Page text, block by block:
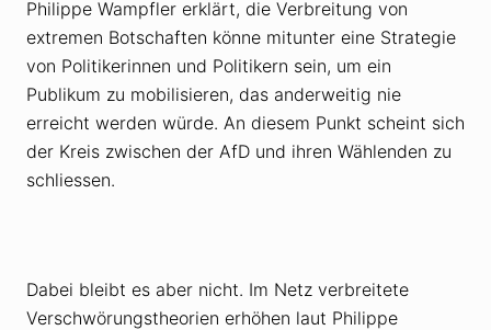
Philippe Wampfler erklärt, die Verbreitung von
extremen Botschaften könne mitunter eine Strategie
von Politikerinnen und Politikern sein, um ein
Publikum zu mobilisieren, das anderweitig nie
erreicht werden würde. An diesem Punkt scheint sich
der Kreis zwischen der AfD und ihren Wählenden zu
schliessen.
Dabei bleibt es aber nicht. Im Netz verbreitete
Verschwörungstheorien erhöhen laut Philippe